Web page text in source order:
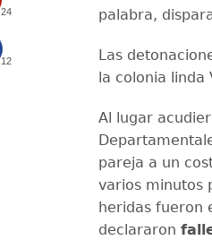
24
12
palabra,
Las
la colonia linda
Al lugar
pareja a un
varios minutos
heridas fueron
declararon